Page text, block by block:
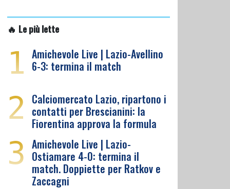
🔥 Le più lette
1 Amichevole Live | Lazio-Avellino
6-3: termina il match
2 Calciomercato Lazio, ripartono i
contatti per Brescianini: la
Fiorentina approva la formula
3 Amichevole Live | Lazio-
Ostiamare 4-0: termina il
match. Doppiette per Ratkov e
Zaccagni